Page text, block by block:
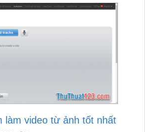
làm video từ ảnh tốt nhất